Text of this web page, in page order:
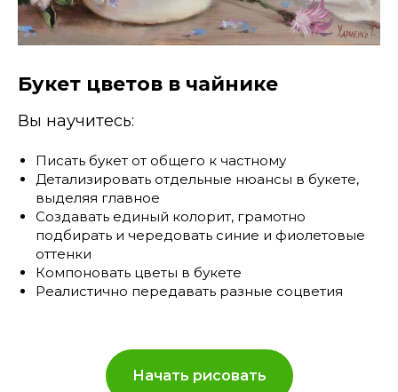
Букет цветов в чайнике
Вы научитесь:
Писать букет от общего к частному
Детализировать отдельные нюансы в букете,
выделяя главное
Создавать единый колорит, грамотно
подбирать и чередовать синие и фиолетовые
оттенки
Компоновать цветы в букете
Реалистично передавать разные соцветия
Начать рисовать